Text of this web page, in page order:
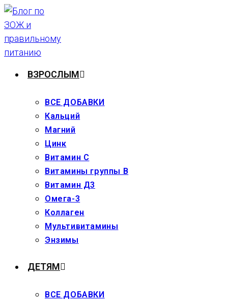
Перейти
к
содержимому
ВЗРОСЛЫМ
ВСЕ ДОБАВКИ
Кальций
Магний
Цинк
Витамин С
Витамины группы В
Витамин Д3
Омега-3
Коллаген
Мультивитамины
Энзимы
ДЕТЯМ
ВСЕ ДОБАВКИ